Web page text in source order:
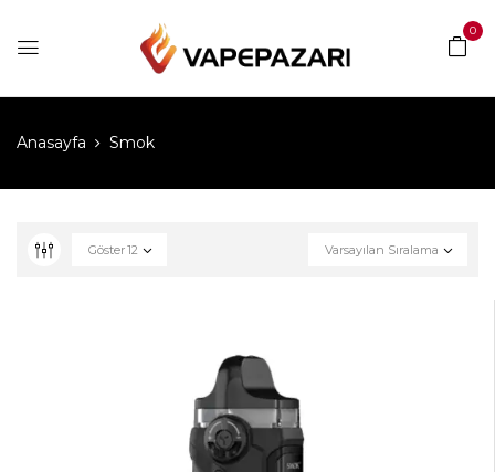
0
Anasayfa Smok
Varsayılan Sıralama
Göster12